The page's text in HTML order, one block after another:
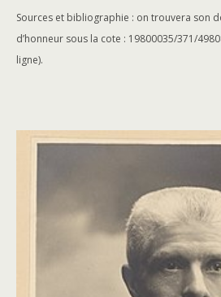
Sources et bibliographie : on trouvera son
d’honneur sous la cote : 19800035/371/
ligne).